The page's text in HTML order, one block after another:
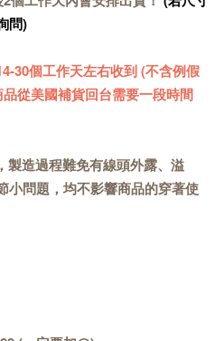
問)
30個工作天左右收到 (不含例假
從美國補貨回台需要一段時間
製造過程難免有線頭外露、溢
小問題，均不影響商品的穿著使